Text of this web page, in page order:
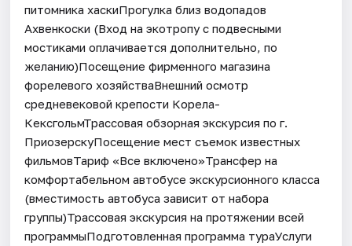
питомника хаскиПрогулка близ водопадов
Ахвенкоски (Вход на экотропу с подвесными
мостиками оплачивается дополнительно, по
желанию)Посещение фирменного магазина
форелевого хозяйстваВнешний осмотр
средневековой крепости Корела-
КексгольмТрассовая обзорная экскурсия по г.
ПриозерскуПосещение мест съемок известных
фильмовТариф «Все включено»Трансфер на
комфортабельном автобусе экскурсионного класса
(вместимость автобуса зависит от набора
группы)Трассовая экскурсия на протяжении всей
программыПодготовленная программа тураУслуги